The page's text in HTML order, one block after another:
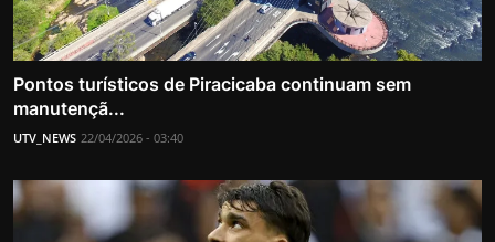
Pontos turísticos de Piracicaba continuam sem
manutençã...
UTV_NEWS 22/04/2026 - 03:40